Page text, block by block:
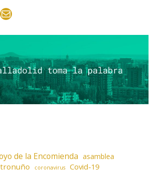
Mail
de la Encomienda asamblea
coronavirus Covid-19